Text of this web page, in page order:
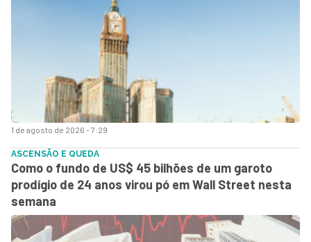
1 de agosto de 2026 - 7:29
ASCENSÃO E QUEDA
Como o fundo de US$ 45 bilhões de um garoto
prodígio de 24 anos virou pó em Wall Street nesta
semana